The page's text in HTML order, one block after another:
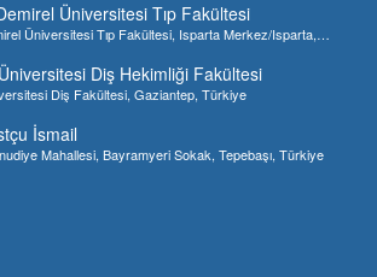
Üniversitesi Tıp Fakültesi
Üniversitesi Tıp Fakültesi, Isparta Merkez/Isparta,
Diş Hekimliği Fakültesi
Diş Fakültesi, Gaziantep, Türkiye
İsmail
Mahallesi, Bayramyeri Sokak, Tepebaşı, Türkiye